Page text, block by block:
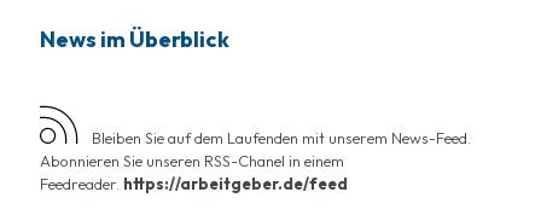
News im Überblick
Bleiben Sie auf dem Laufenden mit unserem News-Feed.
Abonnieren Sie unseren RSS-Chanel in einem
Feedreader. https://arbeitgeber.de/feed